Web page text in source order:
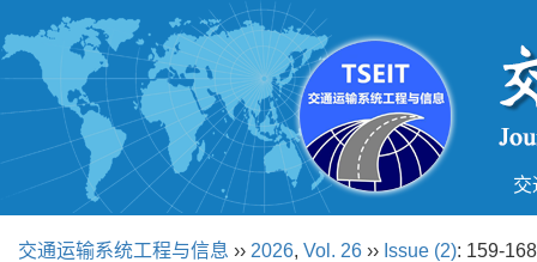
交
交通运输系统工程与信息 ›› 2026, Vol. 26 ›› Issue (2): 159-